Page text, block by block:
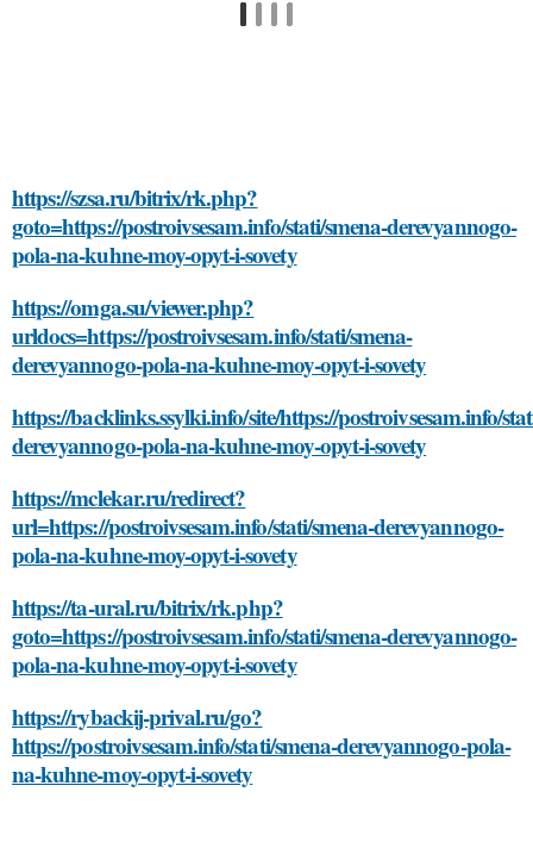
https://szsa.ru/bitrix/rk.php?
goto=https://postroivsesam.info/stati/smena-derevyannogo-
pola-na-kuhne-moy-opyt-i-sovety
https://omga.su/viewer.php?
urldocs=https://postroivsesam.info/stati/smena-
derevyannogo-pola-na-kuhne-moy-opyt-i-sovety
https://backlinks.ssylki.info/site/https://postroivsesam.info/
derevyannogo-pola-na-kuhne-moy-opyt-i-sovety
https://mclekar.ru/redirect?
url=https://postroivsesam.info/stati/smena-derevyannogo-
pola-na-kuhne-moy-opyt-i-sovety
https://ta-ural.ru/bitrix/rk.php?
goto=https://postroivsesam.info/stati/smena-derevyannogo-
pola-na-kuhne-moy-opyt-i-sovety
https://rybackij-prival.ru/go?
https://postroivsesam.info/stati/smena-derevyannogo-pola-
na-kuhne-moy-opyt-i-sovety